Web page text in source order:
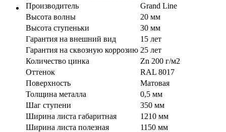
Производитель
Grand Line
Высота волны
20 мм
Высота ступеньки
30 мм
Гарантия на внешний вид
15 лет
Гарантия на сквозную коррозию 25 лет
Количество цинка
Zn 200 г/м2
Оттенок
RAL 8017
Поверхность
Матовая
Толщина металла
0,5 мм
Шаг ступени
350 мм
Ширина листа габаритная
1210 мм
Ширина листа полезная
1150 мм